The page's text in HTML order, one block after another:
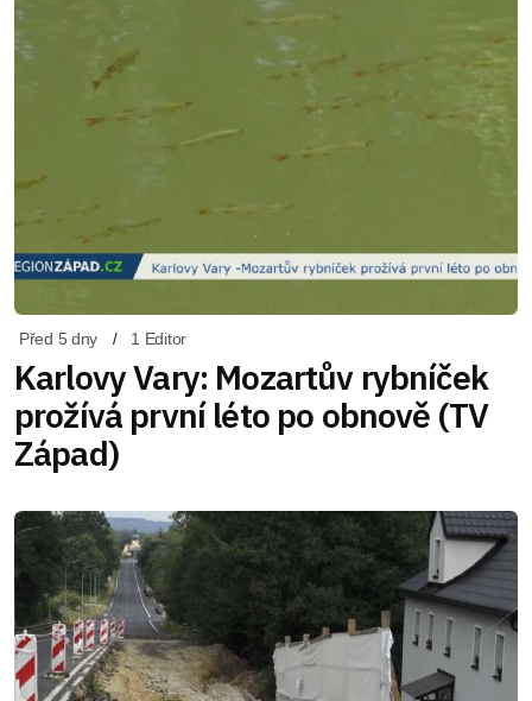
Před 5 dny 1 Editor
Karlovy Vary: Mozartův rybníček
prožívá první léto po obnově (TV
Západ)